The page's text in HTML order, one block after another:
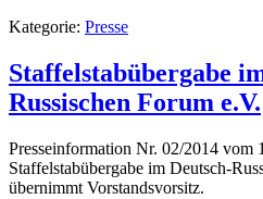
Kategorie: Presse
Staffelstabübergabe
Russischen Forum e.V.
Presseinformation Nr. 02/2014 vom
Staffelstabübergabe im Deutsch-
übernimmt Vorstandsvorsitz.